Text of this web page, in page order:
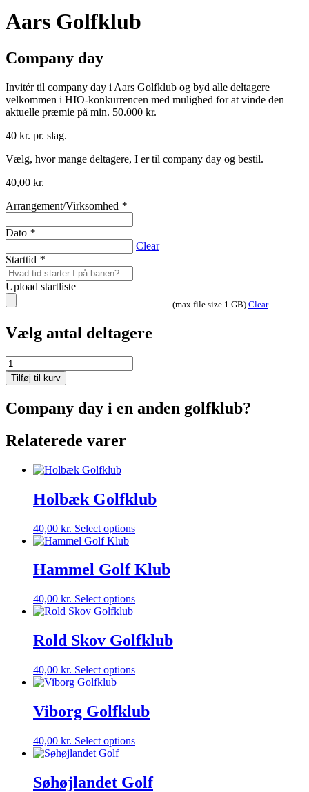
Aars Golfklub
Company day
Invitér til company day i Aars Golfklub og byd alle deltagere
velkommen i HIO-konkurrencen med mulighed for at vinde den
aktuelle præmie på min. 50.000 kr.
40 kr. pr. slag.
Vælg, hvor mange deltagere, I er til company day og bestil.
40,00 kr.
Arrangement/Virksomhed *
Dato *
Clear
Starttid *
Upload startliste
(max file size 1 GB) Clear
Vælg antal deltagere
Aars
Golfklub
antal
Tilføj til kurv
Company day i en anden golfklub?
Relaterede varer
Holbæk Golfklub
40,00 kr. Select options
Hammel Golf Klub
40,00 kr. Select options
Rold Skov Golfklub
40,00 kr. Select options
Viborg Golfklub
40,00 kr. Select options
Søhøjlandet Golf